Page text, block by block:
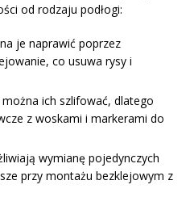
od rodzaju podłogi:
je naprawić poprzez
co usuwa rysy i
można ich szlifować, dlatego
z woskami i markerami do
wymianę pojedynczych
przy montażu bezklejowym z